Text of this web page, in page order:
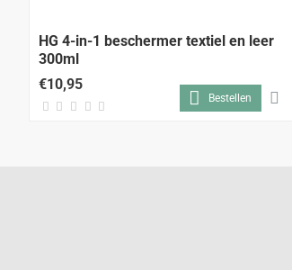
HG 4-in-1 beschermer textiel en leer
300ml
€10,95
Bestellen